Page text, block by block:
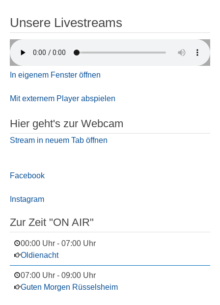
Unsere Livestreams
In eigenem Fenster öffnen
Mit externem Player abspielen
Hier geht's zur Webcam
Stream in neuem Tab öffnen
Facebook
Instagram
Zur Zeit "ON AIR"
00:00 Uhr - 07:00 Uhr
Oldienacht
07:00 Uhr - 09:00 Uhr
Guten Morgen Rüsselsheim